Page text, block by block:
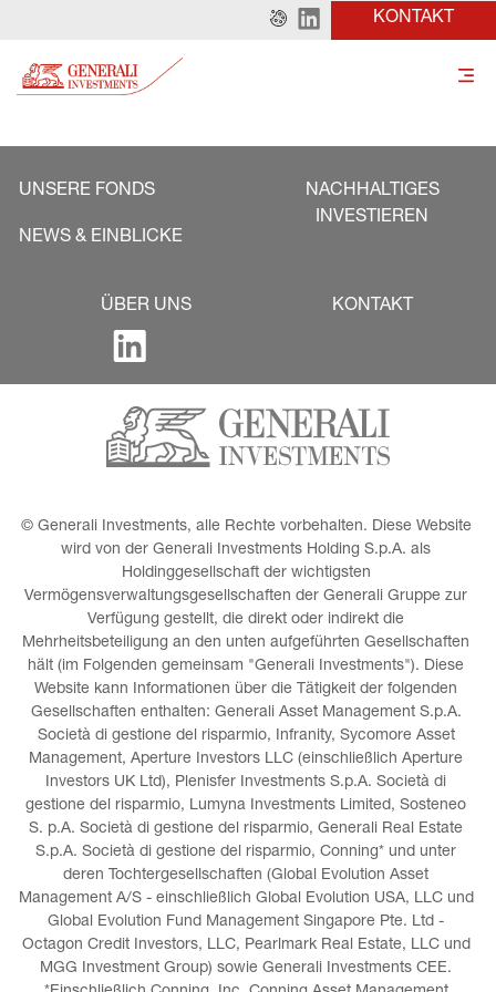
KONTAKT
UNSERE FONDS
NEWS & EINBLICKE
NACHHALTIGES
INVESTIEREN
ÜBER UNS KONTAKT
© Generali Investments, alle Rechte vorbehalten. Diese Website
wird von der Generali Investments Holding S.p.A. als
Holdinggesellschaft der wichtigsten
Vermögensverwaltungsgesellschaften der Generali Gruppe zur
Verfügung gestellt, die direkt oder indirekt die
Mehrheitsbeteiligung an den unten aufgeführten Gesellschaften
hält (im Folgenden gemeinsam "Generali Investments"). Diese
Website kann Informationen über die Tätigkeit der folgenden
Gesellschaften enthalten: Generali Asset Management S.p.A.
Società di gestione del risparmio, Infranity, Sycomore Asset
Management, Aperture Investors LLC (einschließlich Aperture
Investors UK Ltd), Plenisfer Investments S.p.A. Società di
gestione del risparmio, Lumyna Investments Limited, Sosteneo
S. p.A. Società di gestione del risparmio, Generali Real Estate
S.p.A. Società di gestione del risparmio, Conning* und unter
deren Tochtergesellschaften (Global Evolution Asset
Management A/S - einschließlich Global Evolution USA, LLC und
Global Evolution Fund Management Singapore Pte. Ltd -
Octagon Credit Investors, LLC, Pearlmark Real Estate, LLC und
MGG Investment Group) sowie Generali Investments CEE.